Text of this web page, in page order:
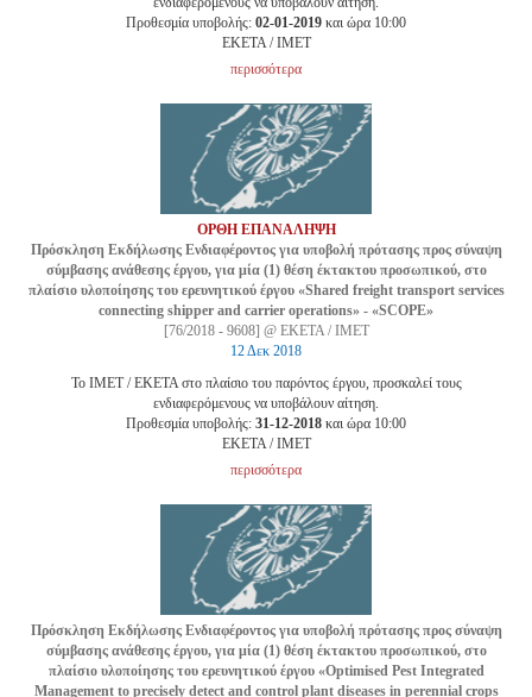
Προθεσμία υποβολής: 02-01-2019 και ώρα 10:00
EKETA / ΙΜΕΤ
περισσότερα
ΟΡΘΗ ΕΠΑΝΑΛΗΨΗ
Πρόσκληση Εκδήλωσης Ενδιαφέροντος για υποβολή πρότασης προς σύναψη
σύμβασης ανάθεσης έργου, για μία (1) θέση έκτακτου προσωπικού, στο
πλαίσιο υλοποίησης του ερευνητικού έργου «Shared freight transport services
connecting shipper and carrier operations» - «SCOPE»
[76/2018 - 9608] @ ΕΚΕΤΑ / ΙΜΕΤ
12 Δεκ 2018
Το ΙΜΕΤ / ΕΚΕΤΑ στο πλαίσιο του παρόντος έργου, προσκαλεί τους
ενδιαφερόμενους να υποβάλουν αίτηση.
Προθεσμία υποβολής: 31-12-2018 και ώρα 10:00
EKETA / ΙΜΕΤ
περισσότερα
Πρόσκληση Εκδήλωσης Ενδιαφέροντος για υποβολή πρότασης προς σύναψη
σύμβασης ανάθεσης έργου, για μία (1) θέση έκτακτου προσωπικού, στο
πλαίσιο υλοποίησης του ερευνητικού έργου «Optimised Pest Integrated
Management to precisely detect and control plant diseases in perennial crops